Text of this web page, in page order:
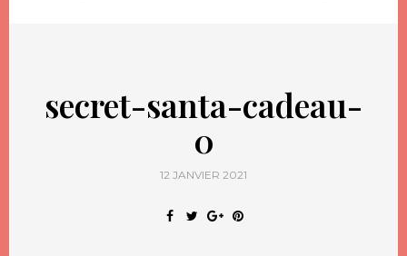
secret-santa-cadeau-
0
12 JANVIER 2021